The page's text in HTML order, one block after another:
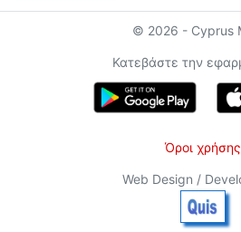
© 2026 - Cyprus
Κατεβάστε την
Όροι χρήσης
Web Design /